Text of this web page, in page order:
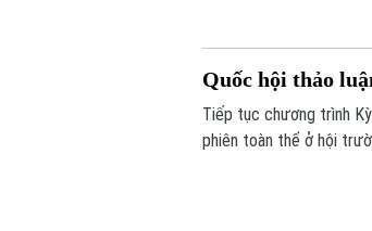
Quốc hội thảo
Tiếp tục chương trình
phiên toàn thể ở hội